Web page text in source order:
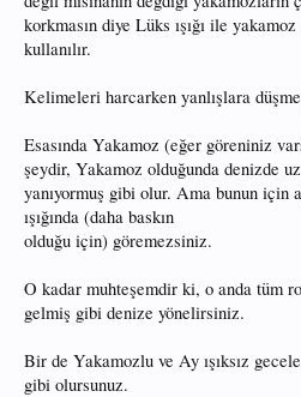
korkmasın diye Lüks ışığı ile yakamoz
kullanılır.
Kelimeleri harcarken yanlışlara
Esasında Yakamoz (eğer göreniniz
şeydir, Yakamoz olduğunda denizde
yanıyormuş gibi olur. Ama bunun için
ışığında (daha baskın
olduğu için) göremezsiniz.
O kadar muhteşemdir ki, o anda tüm
gelmiş gibi denize yönelirsiniz.
Bir de Yakamozlu ve Ay ışıksız
gibi olursunuz.